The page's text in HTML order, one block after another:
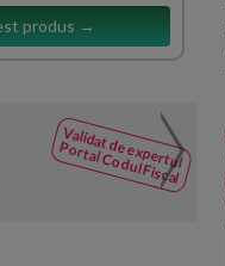
produs →
Validat de expertul
Portal Codul Fiscal